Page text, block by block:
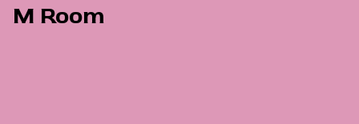
M Room